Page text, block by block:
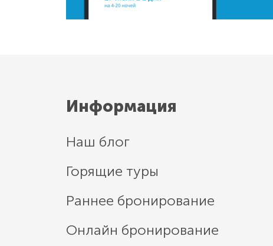
Информация
Наш блог
Горящие туры
Раннее бронирование
Онлайн бронирование